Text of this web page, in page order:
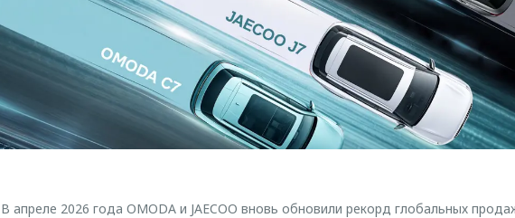
В апреле 2026 года OMODA и JAECOO вновь обновили рекорд глобальных